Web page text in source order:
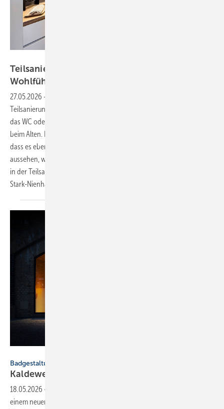
Teil sanieru ng neu gedacht: Bad wird zum
Wohlfühlraum
27.05.2026 -
Teilsanierung meistens: Wanne raus und Dusche rein. Vielleicht wird
das WC oder der Waschtisch noch erneuert, aber sonst bleibt alles
beim Alten. Die Kunst besteht darin, das optische Bild so zu gestalten,
dass es eben nicht wie Stückwerk wirkt. Ganz anders kann es
aussehen, wenn das gesamte Bad ein neues Kleid bekommt und auch
in der Teilsanierung einfach schöner aussieht. Wie, zeigt Andrea
Stark-Nienhaus.
Badgestaltung
Kaldewei eröffnet Brand Space in
18.05.2026 -
einem neuen Brand Space in Berlin sowie Präsenzen in Mailand und